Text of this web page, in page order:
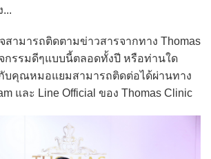
มารถติดตามข่าวสารจากทาง Thomas
กรรมดีๆแบบนี้ตลอดทั้งปี หรือท่านใด
บคุณหมอแยมสามารถติดต่อได้ผ่านทาง
และ Line Official ของ Thomas Clinic